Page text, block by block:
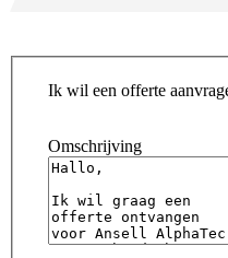
Ik wil een offerte
Omschrijving